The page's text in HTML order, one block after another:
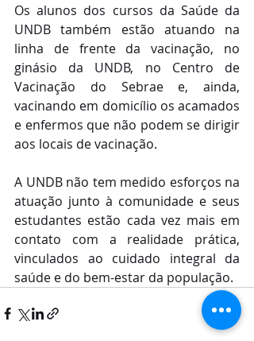
Os alunos dos cursos da Saúde da
UNDB também estão atuando na
linha de frente da vacinação, no
ginásio da UNDB, no Centro de
Vacinação do Sebrae e, ainda,
vacinando em domicílio os acamados
e enfermos que não podem se dirigir
aos locais de vacinação.
A UNDB não tem medido esforços na
atuação junto à comunidade e seus
estudantes estão cada vez mais em
contato com a realidade prática,
vinculados ao cuidado integral da
saúde e do bem-estar da população.